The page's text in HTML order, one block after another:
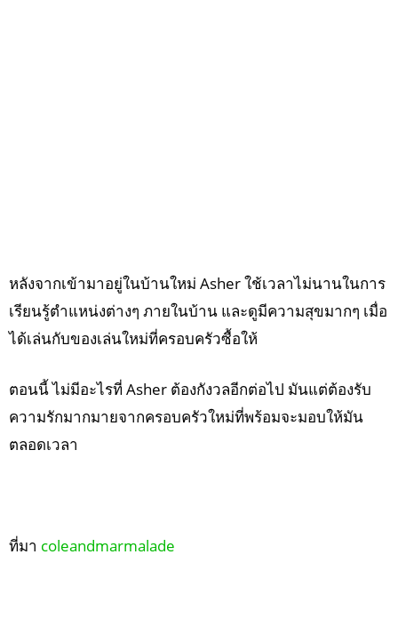
หลังจากเข้ามาอยู่ในบ้านใหม่ Asher ใช้เวลาไม่นานในการ
เรียนรู้ตำแหน่งต่างๆ ภายในบ้าน และดูมีความสุขมากๆ เมื่อ
ได้เล่นกับของเล่นใหม่ที่ครอบครัวซื้อให้
ตอนนี้ ไม่มีอะไรที่ Asher ต้องกังวลอีกต่อไป มันแต่ต้องรับ
ความรักมากมายจากครอบครัวใหม่ที่พร้อมจะมอบให้มัน
ตลอดเวลา
ที่มา coleandmarmalade